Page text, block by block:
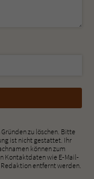
zu löschen. Bitte
ist nicht gestattet. Ihr
können zum
Kontaktdaten wie E-Mail-
entfernt werden.